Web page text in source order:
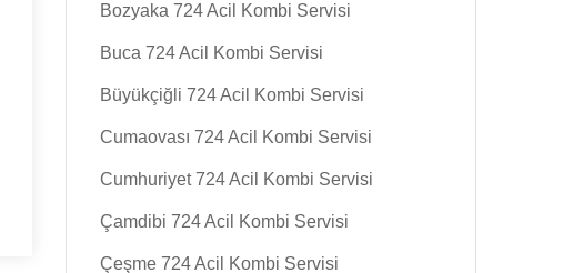
Bozyaka 724 Acil Kombi Servisi
Buca 724 Acil Kombi Servisi
Büyükçiğli 724 Acil Kombi Servisi
Cumaovası 724 Acil Kombi Servisi
Cumhuriyet 724 Acil Kombi Servisi
Çamdibi 724 Acil Kombi Servisi
Çeşme 724 Acil Kombi Servisi